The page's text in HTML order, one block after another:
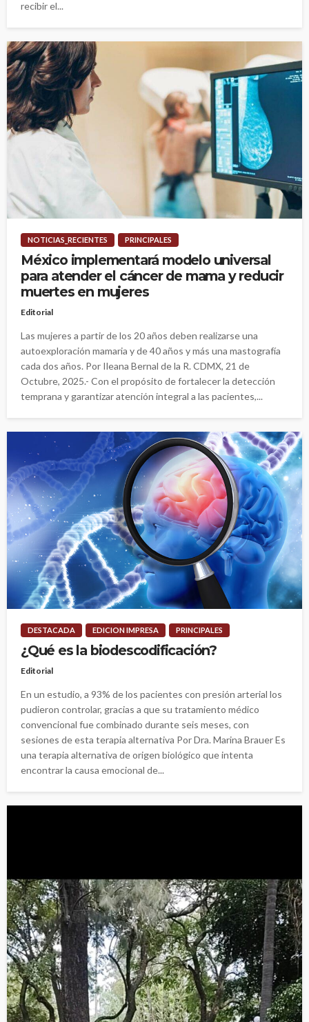
recibir el...
NOTICIAS_RECIENTES PRINCIPALES
México implementará modelo universal
para atender el cáncer de mama y reducir
muertes en mujeres
Editorial
Las mujeres a partir de los 20 años deben realizarse una
autoexploración mamaria y de 40 años y más una mastografía
cada dos años. Por Ileana Bernal de la R. CDMX, 21 de
Octubre, 2025.- Con el propósito de fortalecer la detección
temprana y garantizar atención integral a las pacientes,...
DESTACADA EDICION IMPRESA PRINCIPALES
¿Qué es la biodescodificación?
Editorial
En un estudio, a 93% de los pacientes con presión arterial los
pudieron controlar, gracias a que su tratamiento médico
convencional fue combinado durante seis meses, con
sesiones de esta terapia alternativa Por Dra. Marina Brauer Es
una terapia alternativa de origen biológico que intenta
encontrar la causa emocional de...